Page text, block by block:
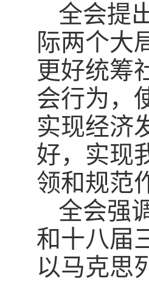
全会提
际两个大
更好统筹
会行为，
实现经济
好，实现
领和规范
全会强
和十八届
以马克思